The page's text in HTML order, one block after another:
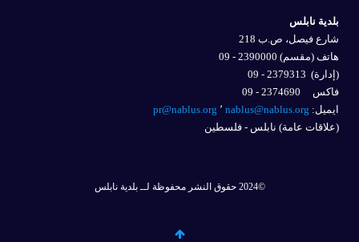
بلدية نابلس
شارع فيصل، ص.ب 218
هاتف (مقسم) 2390000 - 09
(إدارة)
فاكس 2374690 - 09
ايميل: nablus@nablus.org
pr@nablus.org
(علاقات عامة) نابلس - فلسطين
©2024 حقوق النشر محفوظة لــ بلدية نابلس